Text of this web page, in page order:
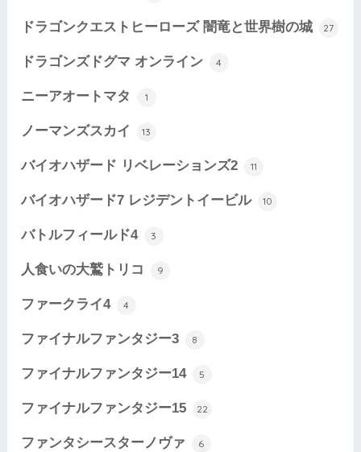
ドラゴンクエストヒーローズ 闇竜と世界樹の城 27
ドラゴンズドグマ オンライン 4
ニーアオートマタ 1
ノーマンズスカイ 13
バイオハザード リベレーションズ2 11
バイオハザード7 レジデントイービル 10
バトルフィールド4 3
人食いの大鷲トリコ 9
ファークライ4 4
ファイナルファンタジー3 8
ファイナルファンタジー14 5
ファイナルファンタジー15 22
ファンタシースターノヴァ 6